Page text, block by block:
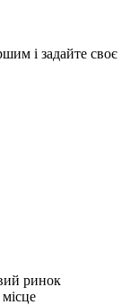
і задайте своє
ринок